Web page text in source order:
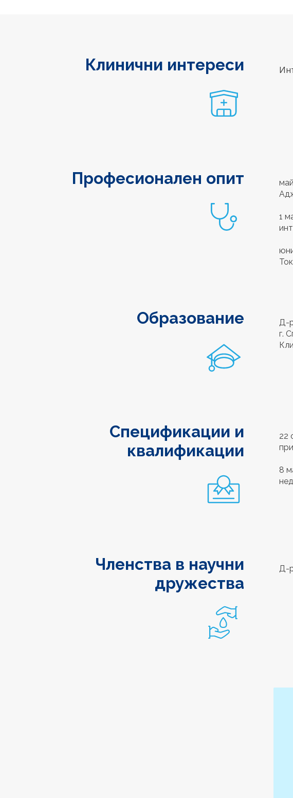
Клинични интереси
Професионален опит
1
Образование
Д-
г.
Спецификации и
квалификации
22
8
Членства в научни
дружества
Д-р